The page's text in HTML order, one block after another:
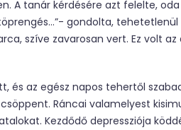
A tanár kérdésére azt felelte,
gondolta,
szíve zavarosan vert. Ez volt
és az egész napos tehertől
Ráncai valamelyest
Kezdődő depressziója